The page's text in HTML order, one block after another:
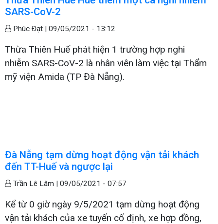
SARS-CoV-2
Phúc Đạt | 09/05/2021 - 13:12
Thừa Thiên Huế phát hiện 1 trường hợp nghi
nhiễm SARS-CoV-2 là nhân viên làm việc tại Thẩm
mỹ viện Amida (TP Đà Nẵng).
Đà Nẵng tạm dừng hoạt động vận tải khách
đến TT-Huế và ngược lại
Trần Lê Lâm | 09/05/2021 - 07:57
Kể từ 0 giờ ngày 9/5/2021 tạm dừng hoạt động
vận tải khách của xe tuyến cố định, xe hợp đồng,